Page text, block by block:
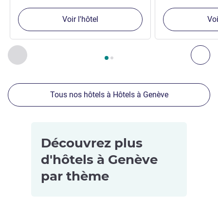
Précédent - Nos autres établissements à proximité
Page , Nos autres établissements à proximité 1 :,
Voir l'hôtel
Tous nos hôtels à Hôtels à Genève
Découvrez plus
d'hôtels à Genève
par thème